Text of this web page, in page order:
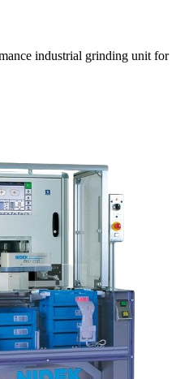
industrial grinding unit for